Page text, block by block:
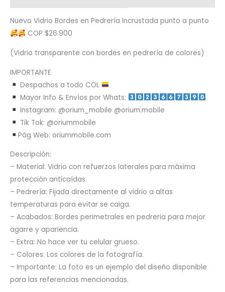
Nuevo Vidrio Bordes en Pedrería Incrustada punto a punto
COP $26.900
(Vidrio transparente con bordes en pedrería de colores)
IMPORTANTE
Despachos a todo COL
Mayor Info & Envíos por Whats:
Instagram: @orium_mobile @orium.mobile
Tik Tok: @oriummobile
Pág Web: oriummobile.com
Descripción:
– Material: Vidrio con refuerzos laterales para máxima
protección anticaídas.
– Pedrería: Fijada directamente al vidrio a altas
temperaturas para evitar se caiga.
– Acabados: Bordes perimetrales en pedreria para mejor
agarre y apariencia.
– Extra: No hace ver tu celular grueso.
– Colores: Los colores de la fotografía.
– Importante: La foto es un ejemplo del diseño disponible
para las referencias mencionadas.